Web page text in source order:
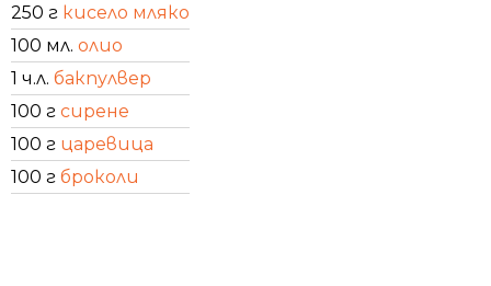
250 г кисело мляко
100 мл. олио
1 ч.л. бакпулвер
100 г сирене
100 г царевица
100 г броколи